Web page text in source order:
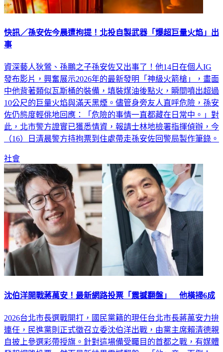
快訊／孫安佐今晨遭拘提！北投自製武器「爆超巨量火焰」出
事
資深藝人狄鶯、孫鵬之子孫安佐又出事了！他14日在個人IG
發布影片，興奮展示2026年的最新發明「神級火箭槍」，畫面
中他背著類似瓦斯桶的裝備，填裝煤油後點火，瞬間噴出超過
10公尺的巨量火焰與滿天黑煙。儘管身旁友人直呼危險，孫安
佐仍態度輕佻地回應：「危險的事情一直都藏在日常中。」對
此，北市警方證實已獲悉情資，報請士林地檢署指揮偵辦，今
（16）日清晨警方持拘票到住處帶走孫安佐回警局製作筆錄。
社會
沈伯洋開戰蔣萬安！最新網路投票「震撼翻盤」 他橫掃6成
2026台北市長選戰開打，國民黨籍的現任台北市長蔣萬安力拚
連任，民進黨則正式徵召立委沈伯洋出戰，由黨主席賴清德親
自披上參選彩帶授旗。針對這場備受矚目的首都之戰，有媒體